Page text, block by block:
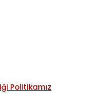
Politikamız